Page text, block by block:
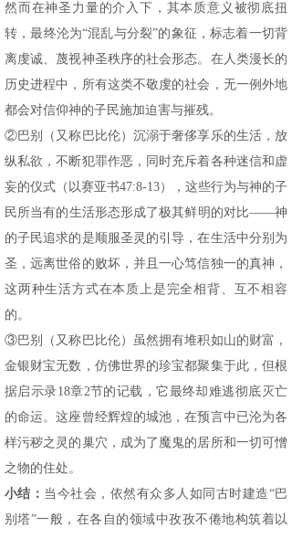
然而在神圣力量的介入下，其本质意义被彻底扭
转，最终沦为“混乱与分裂”的象征，标志着一切背
离虔诚、蔑视神圣秩序的社会形态。在人类漫长的
历史进程中，所有这类不敬虔的社会，无一例外地
都会对信仰神的子民施加迫害与摧残。
②巴别（又称巴比伦）沉溺于奢侈享乐的生活，放
纵私欲，不断犯罪作恶，同时充斥着各种迷信和虚
妄的仪式（以赛亚书47:8-13），这些行为与神的子
民所当有的生活形态形成了极其鲜明的对比——神
的子民追求的是顺服圣灵的引导，在生活中分别为
圣，远离世俗的败坏，并且一心笃信独一的真神，
这两种生活方式在本质上是完全相背、互不相容
的。
③巴别（又称巴比伦）虽然拥有堆积如山的财富，
金银财宝无数，仿佛世界的珍宝都聚集于此，但根
据启示录18章2节的记载，它最终却难逃彻底灭亡
的命运。这座曾经辉煌的城池，在预言中已沦为各
样污秽之灵的巢穴，成为了魔鬼的居所和一切可憎
之物的住处。
小结： 当今社会，依然有众多人如同古时建造“巴
别塔”一般，在各自的领域中孜孜不倦地构筑着以